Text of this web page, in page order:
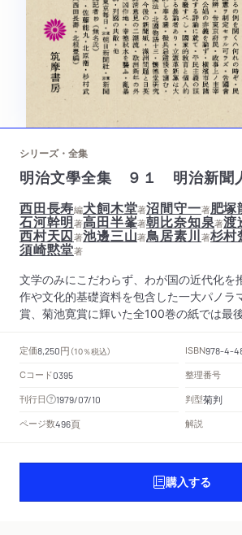
シリーズ・全集
明治文學全集 ９１ 明治新聞
西田長寿編犬飼木堂著沼間守一著肥塚
石河幹明著高田半峯著朝比奈知泉著渡
西村天囚著池邊三山著鳥居素川著杉村
須崎黙堂著
文学のみにこだわらず、わが国の近代化を
作や文化的基礎資料を包含した一大パノラ
賞、菊池寛賞に輝いた全100巻の紙では最後
定価8,250円 （10％税込） ISBN978-4-
Cコード0395
整理番号
刊行日
1979/07/10 判型菊判
ページ数496頁 解説
購入する